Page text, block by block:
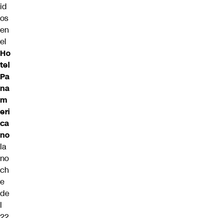
id
os
en
el
Ho
tel
Pa
na
m
eri
ca
no
la
no
ch
e
de
l